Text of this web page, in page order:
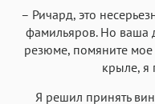
– Ричард, это
фамильяров. Но ваша
резюме, помяните мое
крыле, я
Я решил принять